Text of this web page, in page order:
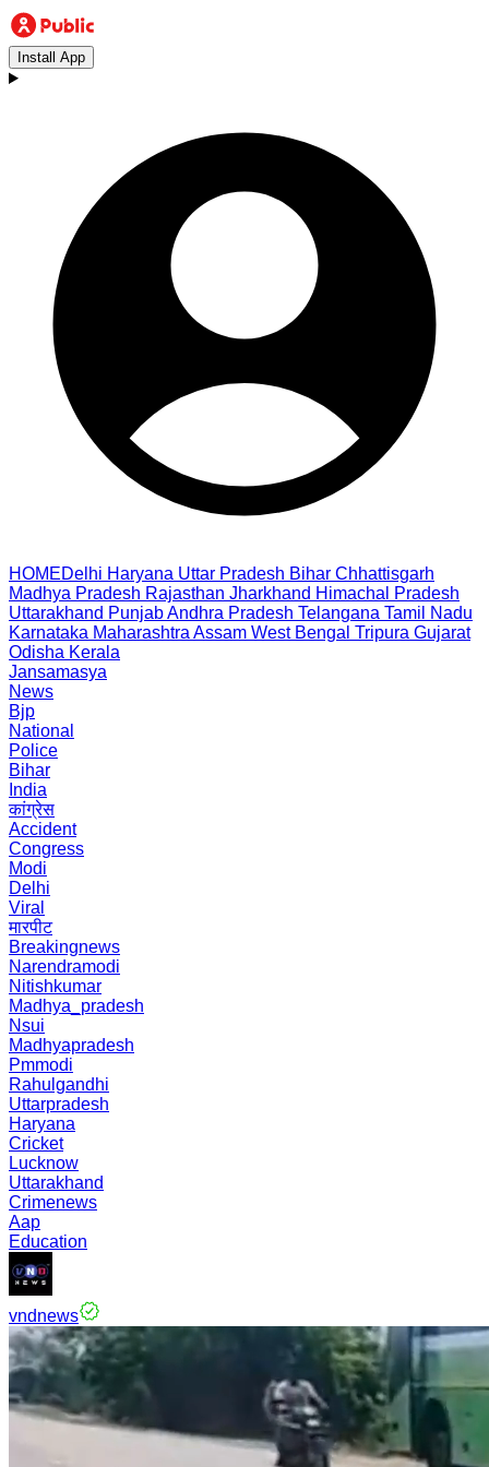
Install App
HOMEDelhi Haryana Uttar Pradesh Bihar Chhattisgarh
Madhya Pradesh Rajasthan Jharkhand Himachal Pradesh
Uttarakhand PunjabAndhra Pradesh Telangana Tamil Nadu
Karnataka Maharashtra Assam West Bengal Tripura Gujarat
Odisha Kerala
Jansamasya
News
Bjp
National
Police
Bihar
India
कांग्रेस
Accident
Congress
Modi
Delhi
Viral
मारपीट
Breakingnews
Narendramodi
Nitishkumar
Madhya_pradesh
Nsui
Madhyapradesh
Pmmodi
Rahulgandhi
Uttarpradesh
Haryana
Cricket
Lucknow
Uttarakhand
Crimenews
Aap
Education
vndnews